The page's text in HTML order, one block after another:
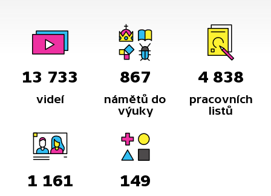
13 733
videí
867
námětů do
výuky
4 838
pracovních
listů
1 161 149